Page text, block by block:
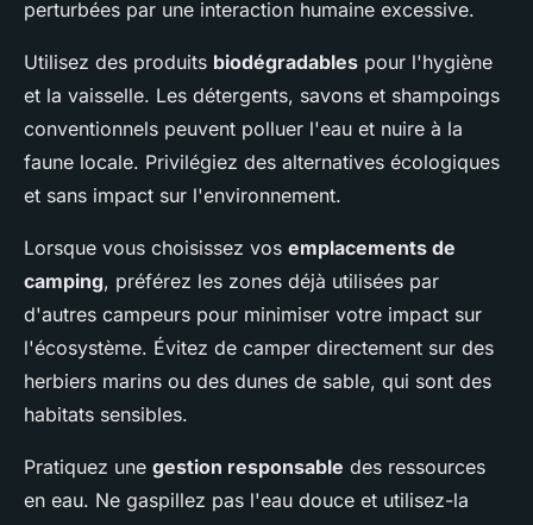
perturbées par une interaction humaine excessive.
Utilisez des produits biodégradables pour l'hygiène
et la vaisselle. Les détergents, savons et shampoings
conventionnels peuvent polluer l'eau et nuire à la
faune locale. Privilégiez des alternatives écologiques
et sans impact sur l'environnement.
Lorsque vous choisissez vos emplacements de
camping, préférez les zones déjà utilisées par
d'autres campeurs pour minimiser votre impact sur
l'écosystème. Évitez de camper directement sur des
herbiers marins ou des dunes de sable, qui sont des
habitats sensibles.
Pratiquez une gestion responsable des ressources
en eau. Ne gaspillez pas l'eau douce et utilisez-la